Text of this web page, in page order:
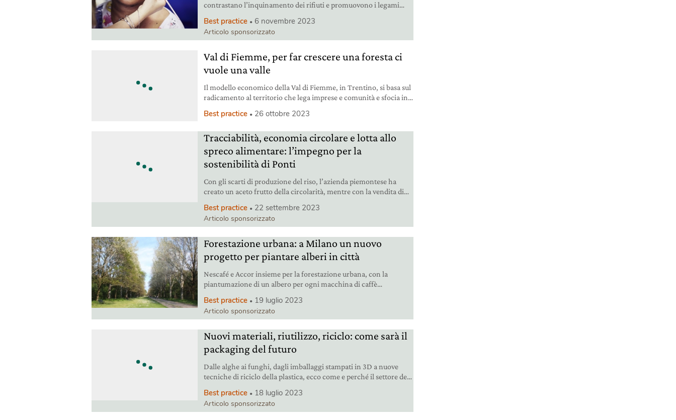
contrastano l’inquinamento dei rifiuti e promuovono i legami
Best practice 6 novembre 2023
Articolo sponsorizzato
Val di Fiemme, per far crescere una foresta ci
vuole una valle
Il modello economico della Val di Fiemme, in Trentino, si basa sul
radicamento al territorio che lega imprese e comunità e sfocia in
ambientale e sociale.
Best practice 26 ottobre 2023
Tracciabilità, economia circolare e lotta allo
spreco alimentare: l’impegno per la
sostenibilità di Ponti
Con gli scarti di produzione del riso, l’azienda piemontese ha
creato un aceto frutto della circolarità, mentre con la vendita di
bisognosi.
Best practice 22 settembre 2023
Articolo sponsorizzato
Forestazione urbana: a Milano un nuovo
progetto per piantare alberi in città
Nescafé e Accor insieme per la forestazione urbana, con la
piantumazione di un albero per ogni macchina di caffè
Best practice 19 luglio 2023
Articolo sponsorizzato
Nuovi materiali, riutilizzo, riciclo: come sarà il
packaging del futuro
Dalle alghe ai funghi, dagli imballaggi stampati in 3D a nuove
tecniche di riciclo della plastica, ecco come e perché il settore del
Best practice 18 luglio 2023
Articolo sponsorizzato